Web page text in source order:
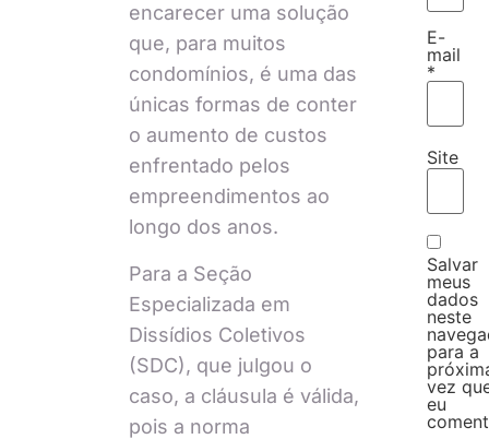
encarecer uma solução
que, para muitos
condomínios, é uma das
únicas formas de conter
o aumento de custos
enfrentado pelos
empreendimentos ao
longo dos anos.
Para a Seção
Especializada em
Dissídios Coletivos
(SDC), que julgou o
caso, a cláusula é válida,
pois a norma
E-
mail
*
Site
Salvar
meus
dados
neste
para a
vez
eu